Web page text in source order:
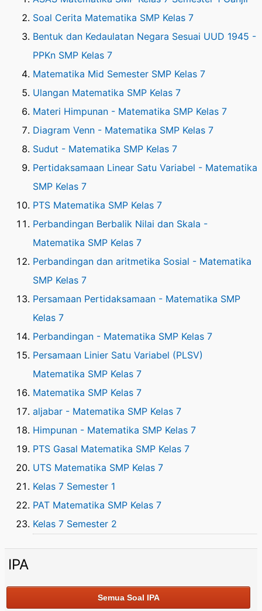
Soal Cerita Matematika SMP Kelas 7
Bentuk dan Kedaulatan Negara Sesuai UUD 1945 -
PPKn SMP Kelas 7
Matematika Mid Semester SMP Kelas 7
Ulangan Matematika SMP Kelas 7
Materi Himpunan - Matematika SMP Kelas 7
Diagram Venn - Matematika SMP Kelas 7
Sudut - Matematika SMP Kelas 7
Pertidaksamaan Linear Satu Variabel - Matematika
SMP Kelas 7
PTS Matematika SMP Kelas 7
Perbandingan Berbalik Nilai dan Skala -
Matematika SMP Kelas 7
Perbandingan dan aritmetika Sosial - Matematika
SMP Kelas 7
Persamaan Pertidaksamaan - Matematika SMP
Kelas 7
Perbandingan - Matematika SMP Kelas 7
Persamaan Linier Satu Variabel (PLSV)
Matematika SMP Kelas 7
Matematika SMP Kelas 7
aljabar - Matematika SMP Kelas 7
Himpunan - Matematika SMP Kelas 7
PTS Gasal Matematika SMP Kelas 7
UTS Matematika SMP Kelas 7
Kelas 7 Semester 1
PAT Matematika SMP Kelas 7
Kelas 7 Semester 2
IPA
Semua Soal IPA